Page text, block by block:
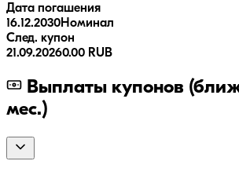
Дата погашения
16.12.2030Номинал
След. купон
21.09.20260.00 RUB
Выплаты купонов
мес.)